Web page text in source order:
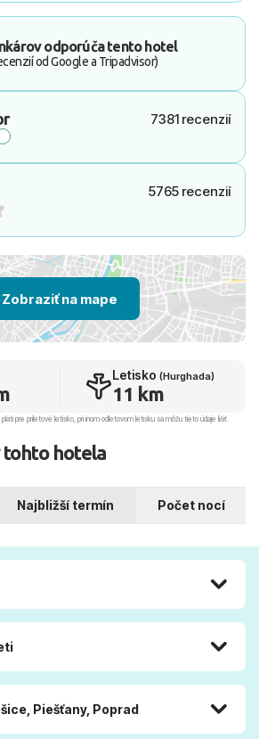
odporúča tento hotel
od Google a Tripadvisor)
7381 recenzií
5765 recenzií
Zobraziť na mape
Letisko (Hurghada)
11 km
pre príletové letisko, pri inom odletovom letisku sa môžu tieto údaje líšiť.
tohto hotela
Najbližší termín Počet nocí
Piešťany, Poprad